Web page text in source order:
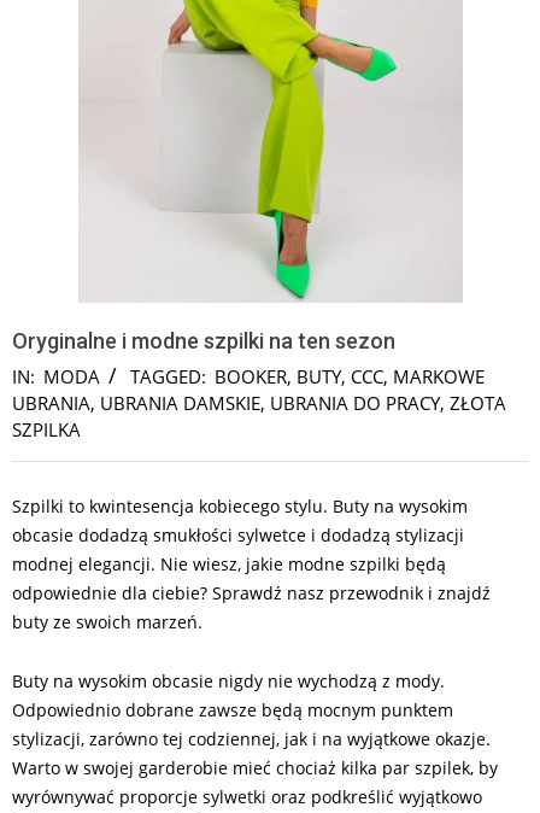
Oryginalne i modne szpilki na ten sezon
IN: MODA TAGGED: BOOKER, BUTY, CCC, MARKOWE
UBRANIA, UBRANIA DAMSKIE, UBRANIA DO PRACY, ZŁOTA
SZPILKA
Szpilki to kwintesencja kobiecego stylu. Buty na wysokim
obcasie dodadzą smukłości sylwetce i dodadzą stylizacji
modnej elegancji. Nie wiesz, jakie modne szpilki będą
odpowiednie dla ciebie? Sprawdź nasz przewodnik i znajdź
buty ze swoich marzeń.
Buty na wysokim obcasie nigdy nie wychodzą z mody.
Odpowiednio dobrane zawsze będą mocnym punktem
stylizacji, zarówno tej codziennej, jak i na wyjątkowe okazje.
Warto w swojej garderobie mieć chociaż kilka par szpilek, by
wyrównywać proporcje sylwetki oraz podkreślić wyjątkowo